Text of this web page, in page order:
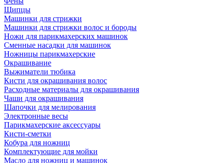
Щипцы
Машинки для стрижки
Машинки для стрижки волос и бороды
Ножи для парикмахерских машинок
Сменные насадки для машинок
Ножницы парикмахерские
Окрашивание
Выжиматели тюбика
Кисти для окрашивания волос
Расходные материалы для окрашивания
Чаши для окрашивания
Шапочки для мелирования
Электронные весы
Парикмахерские аксессуары
Кисти-сметки
Кобура для ножниц
Комплектующие для мойки
Масло для ножниц и машинок